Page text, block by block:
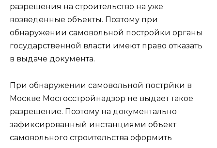
разрешения на строительство на уже
возведенные объекты. Поэтому при
обнаружении самовольной постройки органы
государственной власти имеют право отказать
в выдаче документа.
При обнаружении самовольной пострйки в
Москве Мосгосстройнадзор не выдает такое
разрешение. Поэтому на документально
зафиксированный инстанциями объект
самовольного строительства оформить